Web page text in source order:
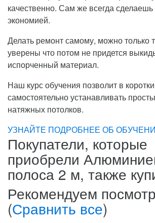
качественно. Сам же всегда сделаешь
экономией.
Делать ремонт самому, можно только
уверены что потом не придется
испорченный материал.
Наш курс обучения позволит в
самостоятельно устанавливать
натяжных потолков.
УЗНАЙТЕ ПОДРОБНЕЕ ОБ
Покупатели, которые
приобрели
полоса 2 м, также
Рекомендуем
(Сравнить все)